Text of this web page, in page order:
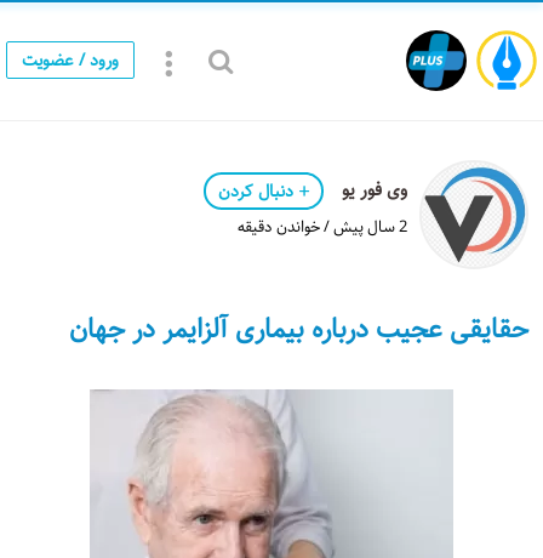
ورود / عضویت
وی فور یو دنبال کردن
2 سال پیش / خواندن دقیقه
حقایقی عجیب درباره بیماری آلزایمر در جهان